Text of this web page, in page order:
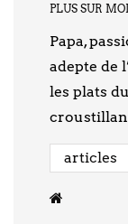
PLUS SUR MOI
Papa,
adepte de
les plats
articles